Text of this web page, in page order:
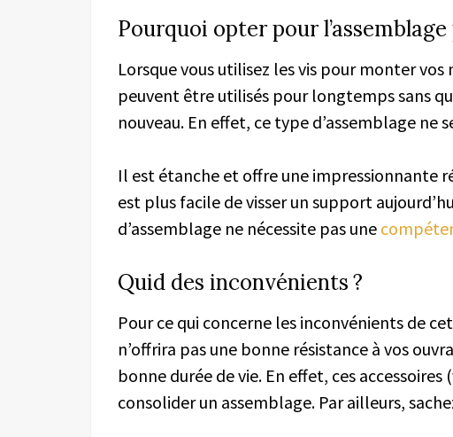
Pourquoi opter pour
Lorsque vous utilisez les vis pour monter vos
peuvent être utilisés pour longtemps sans
nouveau. En effet, ce type d’assemblage ne
Il est étanche et offre une impressionnante
est plus facile de visser un support
d’assemblage ne nécessite pas une
Quid des inconvénients ?
Pour ce qui concerne les inconvénients de
n’offrira pas une bonne résistance à vos
bonne durée de vie. En effet, ces accessoires
consolider un assemblage. Par ailleurs,